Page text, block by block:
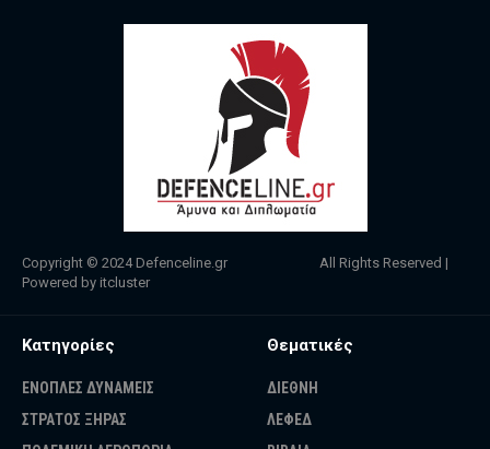
Copyright © 2024 Defenceline.gr All Rights Reserved |
Powered by itcluster
Κατηγορίες
ΕΝΟΠΛΕΣ ΔΥΝΑΜΕΙΣ
ΣΤΡΑΤΟΣ ΞΗΡΑΣ
Θεματικές
ΔΙΕΘΝΗ
ΛΕΦΕΔ